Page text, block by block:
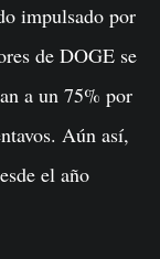
impulsado por
de DOGE se
a un 75% por
Aún así,
el año